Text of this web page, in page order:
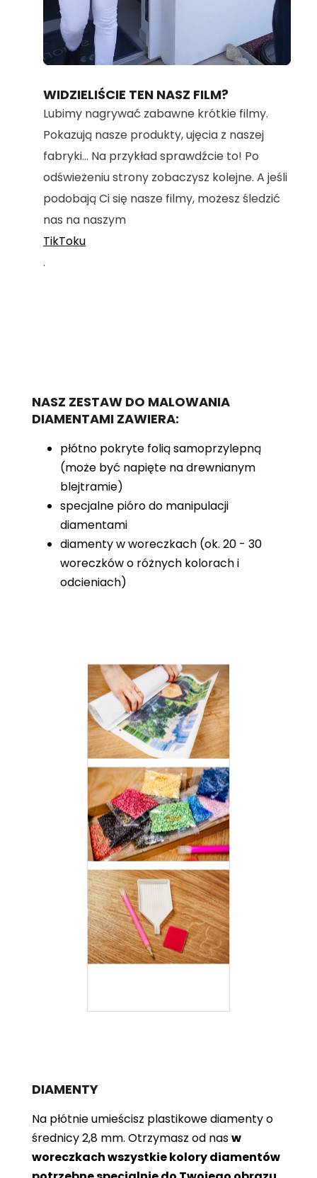
Unmute Loaded
100.00%
WIDZIELIŚCIE TEN NASZ FILM?
Lubimy nagrywać zabawne krótkie filmy.
Pokazują nasze produkty, ujęcia z naszej
fabryki... Na przykład sprawdźcie to! Po
odświeżeniu strony zobaczysz kolejne. A jeśli
podobają Ci się nasze filmy, możesz śledzić
nas na naszym
TikToku
.
NASZ ZESTAW DO MALOWANIA
DIAMENTAMI ZAWIERA:
płótno pokryte folią samoprzylepną
(może być napięte na drewnianym
blejtramie)
specjalne pióro do manipulacji
diamentami
diamenty w woreczkach (ok. 20 - 30
woreczków o różnych kolorach i
odcieniach)
DIAMENTY
Na płótnie umieścisz plastikowe diamenty o
średnicy 2,8 mm. Otrzymasz od nasw
woreczkach wszystkie kolory diamentów